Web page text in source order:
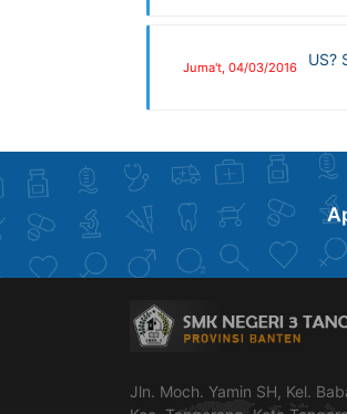
Juma't, 04/03/2016 US?
Jln. Moch. Yamin SH, Kel.